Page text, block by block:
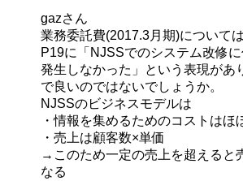
gazさん
業務委託費(2017.3月期)について
P19に「NJSSでのシステム改修
発生しなかった」という表現があ
で良いのではないでしょうか。
NJSSのビジネスモデルは
・情報を集めるためのコストはほ
・売上は顧客数×単価
→このため一定の売上を超えると
なる